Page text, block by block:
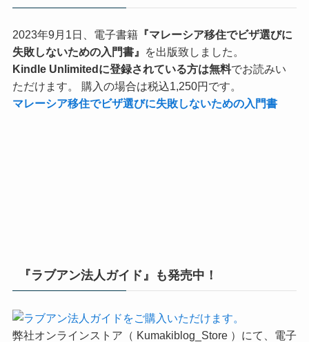
2023年9月1日、電子書籍『マレーシア移住でビザ選びに
失敗しないための入門書』
を出版致しました。
Kindle Unlimitedに登録されている方は無料でお読みい
ただけます。 購入の場合は税込1,250円です。
マレーシア移住でビザ選びに失敗しないための入門書
『ラブアン法人ガイド』も発売中！
弊社オンラインストア（ Kumakiblog_Store ）にて、電子